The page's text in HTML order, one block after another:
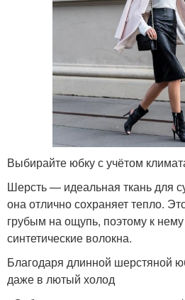
Выбирайте юбку с учётом
Шерсть — идеальная ткань для
она отлично сохраняет тепло.
грубым на ощупь, поэтому к
синтетические волокна.
Благодаря длинной шерстяной
даже в лютый холод